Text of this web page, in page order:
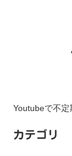
Youtubeで不定
カテゴリ